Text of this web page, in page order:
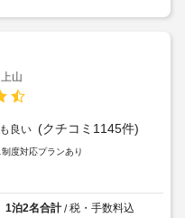
山
良い (クチコミ1145件)
度対応プランあり
1泊2名合計/税・手数料込